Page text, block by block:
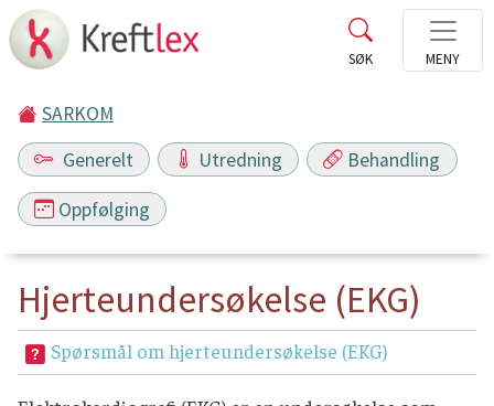
SARKOM
Generelt
Utredning Behandling
Oppfølging
Hjerteundersøkelse (EKG)
Spørsmål om hjerteundersøkelse (EKG)